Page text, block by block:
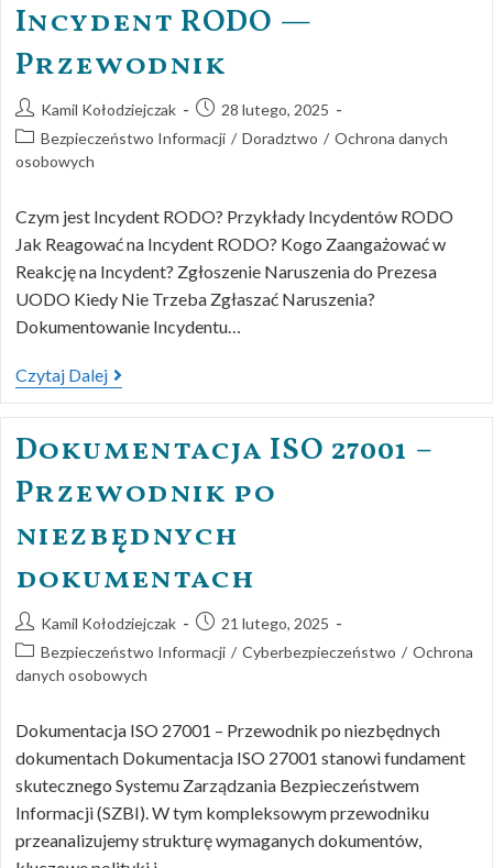
Incydent RODO —
Przewodnik
Kamil Kołodziejczak
28 lutego, 2025
Bezpieczeństwo Informacji / Doradztwo / Ochrona danych
osobowych
Czym jest Incydent RODO? Przykłady Incydentów RODO
Jak Reagować na Incydent RODO? Kogo Zaangażować w
Reakcję na Incydent? Zgłoszenie Naruszenia do Prezesa
UODO Kiedy Nie Trzeba Zgłaszać Naruszenia?
Dokumentowanie Incydentu…
Czytaj Dalej
Dokumentacja ISO 27001 –
Przewodnik po
niezbędnych
dokumentach
Kamil Kołodziejczak
21 lutego, 2025
Bezpieczeństwo Informacji / Cyberbezpieczeństwo / Ochrona
danych osobowych
Dokumentacja ISO 27001 – Przewodnik po niezbędnych
dokumentach Dokumentacja ISO 27001 stanowi fundament
skutecznego Systemu Zarządzania Bezpieczeństwem
Informacji (SZBI). W tym kompleksowym przewodniku
przeanalizujemy strukturę wymaganych dokumentów,